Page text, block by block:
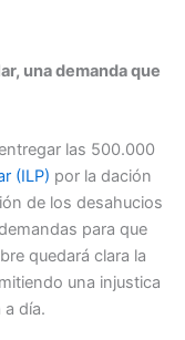
una demanda que
las 500.000
(ILP) por la dación
de los desahucios
para que
quedará clara la
una injustica
día.